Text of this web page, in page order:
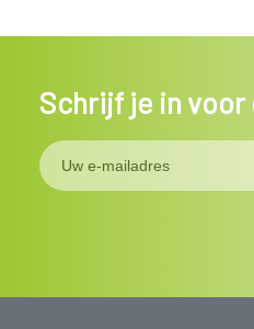
Schrijf je in